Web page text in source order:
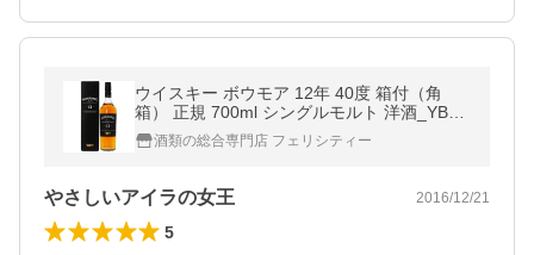
ウイスキー ボウモア 12年 40度 箱付（角
箱） 正規 700ml シングルモルト 洋酒_YBW
12酒類の総合専門店 フェリシティー
やさしいアイラの女王 2016/12/21
5